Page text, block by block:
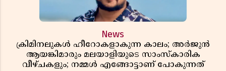
News
ക്രിമിനലുകൾ ഹീറോകളാകുന്ന കാലം; അർജുൻ
ആയങ്കിമാരും മലയാളിയുടെ സാംസ്കാരിക
വീഴ്ചകളും; നമ്മൾ എങ്ങോട്ടാണ് പോകുന്നത്